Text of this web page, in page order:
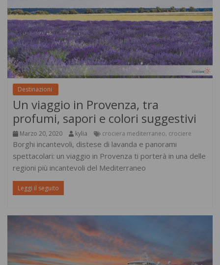
Destinazioni
Un viaggio in Provenza, tra
profumi, sapori e colori suggestivi
Marzo 20, 2020 kylia crociera mediterraneo, crociere
Borghi incantevoli, distese di lavanda e panorami
spettacolari: un viaggio in Provenza ti porterà in una delle
regioni più incantevoli del Mediterraneo
Leggi il seguito